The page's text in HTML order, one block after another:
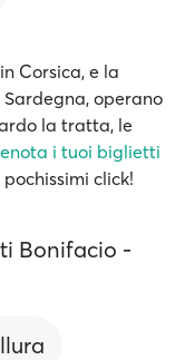
Corsica, e la
operano
la tratta, le
i tuoi biglietti
click!
Bonifacio -